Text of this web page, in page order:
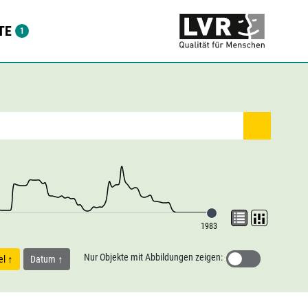
1983
Datum Nur Objekte mit Abbildungen zeigen: